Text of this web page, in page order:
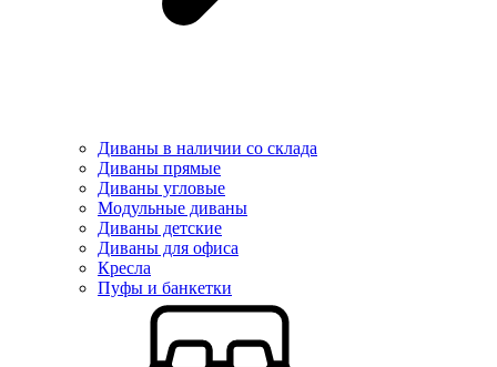
Диваны в наличии со склада
Диваны прямые
Диваны угловые
Модульные диваны
Диваны детские
Диваны для офиса
Кресла
Пуфы и банкетки